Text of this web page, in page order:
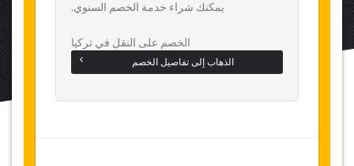
يمكنك شراء خدمة الخصم السنوي.
الخصم على النقل في تركيا
الذهاب إلى تفاصيل الخصم